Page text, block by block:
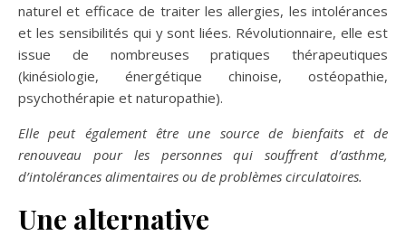
naturel et efficace de traiter les allergies, les intolérances
et les sensibilités qui y sont liées. Révolutionnaire, elle est
issue de nombreuses pratiques thérapeutiques
(kinésiologie, énergétique chinoise, ostéopathie,
psychothérapie et naturopathie).
Elle peut également être une source de bienfaits et de
renouveau pour les personnes qui souffrent d’asthme,
d’intolérances alimentaires ou de problèmes circulatoires.
Une alternative